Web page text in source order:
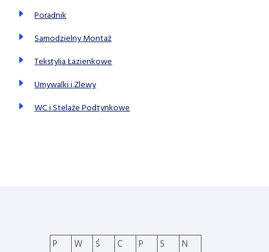
Poradnik
Samodzielny Montaż
Tekstylia Łazienkowe
Umywalki i Zlewy
WC i Stelaże Podtynkowe
P W Ś C P S
N